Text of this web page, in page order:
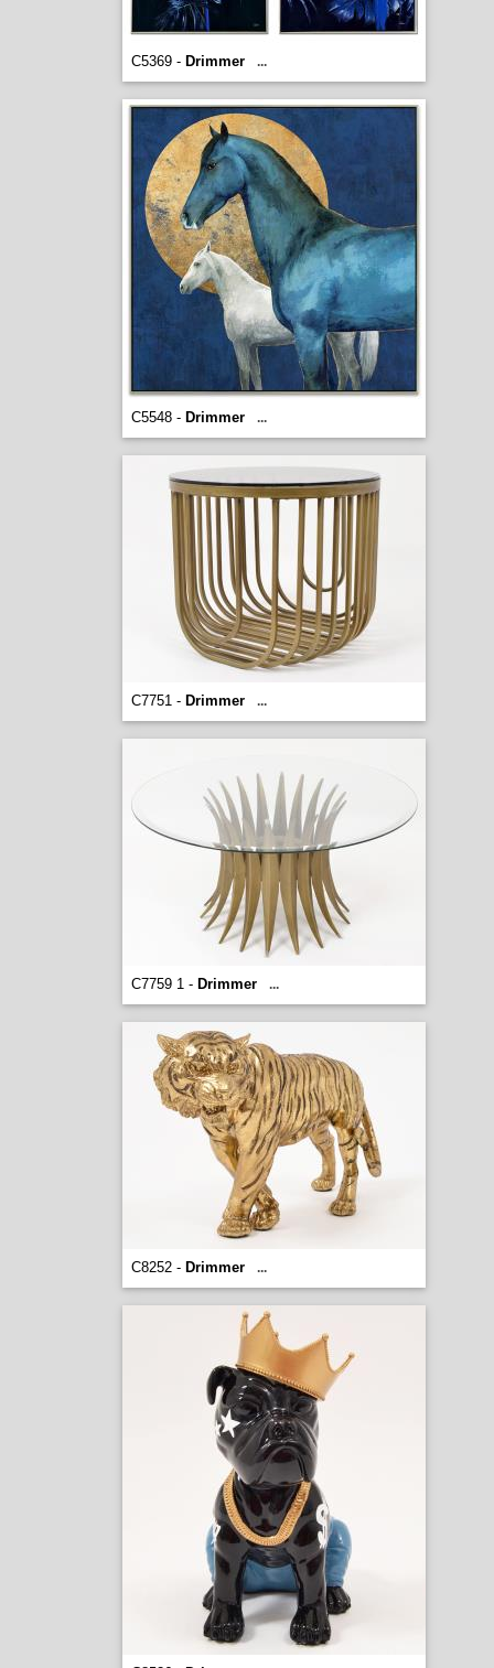
C5369 - Drimmer ...
C5548 - Drimmer ...
C7751 - Drimmer ...
C7759 1 - Drimmer ...
C8252 - Drimmer ...